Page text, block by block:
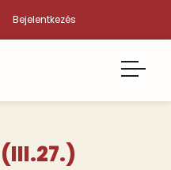
Bejelentkezés